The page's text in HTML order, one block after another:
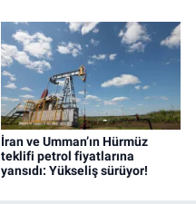
İran ve Umman’ın Hürmüz
teklifi petrol fiyatlarına
yansıdı: Yükseliş sürüyor!